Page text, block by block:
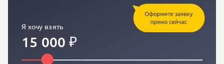
Я хочу взять
₽